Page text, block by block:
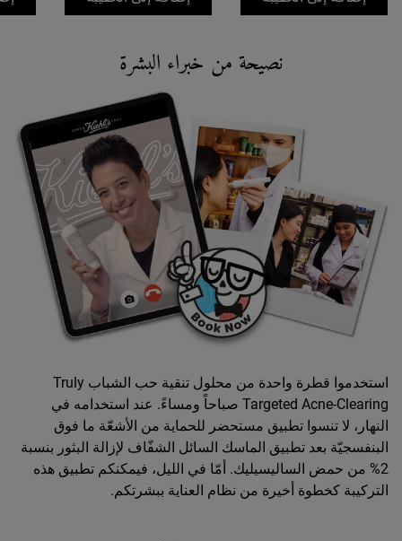
نصيحة من خبراء البشرة
استخدموا قطرة واحدة من محلول تنقية حب الشباب Truly
Targeted Acne-Clearing صباحاً ومساءً. عند استخدامه في
النهار، لا تنسوا تطبيق مستحضر للحماية من الأشعّة ما فوق
البنفسجيّة بعد تطبيق الماسك السائل الشفّاف لإزالة البثور بنسبة
2% من حمض الساليسيليك. أمّا في الليل، فيمكنكم تطبيق هذه
التركيبة كخطوة أخيرة من نظام العناية ببشرتكم.